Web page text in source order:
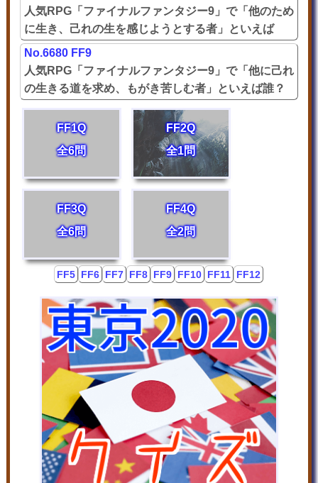
人気RPG「ファイナルファンタジー9」で「他のため
に生き、己れの生を感じようとする者」といえば
誰？
No.6680 FF9
人気RPG「ファイナルファンタジー9」で「他に己れ
の生きる道を求め、もがき苦しむ者」といえば誰？
FF1Q
全6問
FF2Q
全1問
FF3Q
全6問
FF4Q
全2問
FF5 FF6 FF7 FF8 FF9 FF10 FF11 FF12